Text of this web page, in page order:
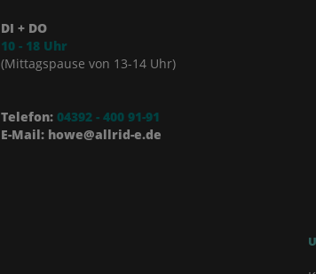
DI + DO
10 - 18 Uhr
(Mittagspause von 13-14 Uhr)
Telefon: 04392 - 400 91-91
E-Mail: howe@allrid-e.de